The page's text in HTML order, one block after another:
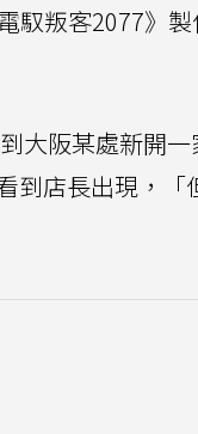
馭叛客2077》
到大阪某處新開
到店長出現，「